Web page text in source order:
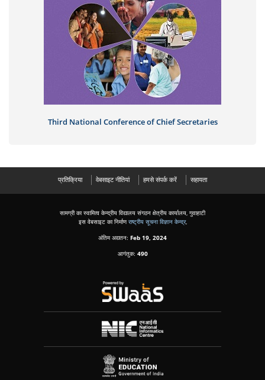
Third National Conference of Chief Secretaries
प्रतिक्रिया वेबसाइट नीतियां हमसे संपर्क करें सहायता
सामग्री का स्वामित्व केन्द्रीय विद्यालय संगठन क्षेत्रीय कार्यालय, गुवाहाटी
इस वेबसाइट का निर्माणराष्ट्रीय सूचना विज्ञान केन्द्र,
अंतिम अद्यतन: Feb 19, 2024
आगंतुक: 490